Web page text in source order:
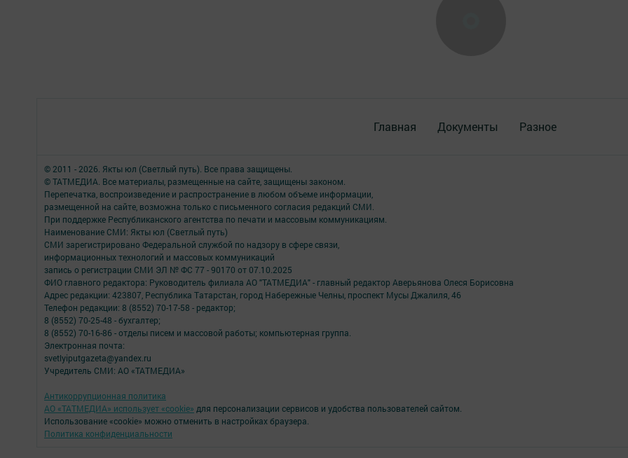
Главная Документы Разное
© 2011 - 2026. Якты юл (Светлый путь). Все права защищены.
© ТАТМЕДИА. Все материалы, размещенные на сайте, защищены законом.
Перепечатка, воспроизведение и распространение в любом объеме информации,
размещенной на сайте, возможна только с письменного согласия редакций СМИ.
При поддержке Республиканского агентства по печати и массовым коммуникациям.
Наименование СМИ: Якты юл (Светлый путь)
СМИ зарегистрировано Федеральной службой по надзору в сфере связи,
информационных технологий и массовых коммуникаций
запись о регистрации СМИ ЭЛ № ФС 77 - 90170 от 07.10.2025
ФИО главного редактора: Руководитель филиала АО "ТАТМЕДИА" - главный редактор Аверьянова Олеся Борисовна
Адрес редакции: 423807, Республика Татарстан, город Набережные Челны, проспект Мусы Джалиля, 46
Телефон редакции: 8 (8552) 70-17-58 - редактор;
8 (8552) 70-25-48 - бухгалтер;
8 (8552) 70-16-86 - отделы писем и массовой работы; компьютерная группа.
Электронная почта:
svetlyiputgazeta@yandex.ru
Учредитель СМИ: АО «ТАТМЕДИА»
Антикоррупционная политика
АО «ТАТМЕДИА» использует «cookie» для персонализации сервисов и удобства пользователей сайтом.
Использование «cookie» можно отменить в настройках браузера.
Политика конфиденциальности